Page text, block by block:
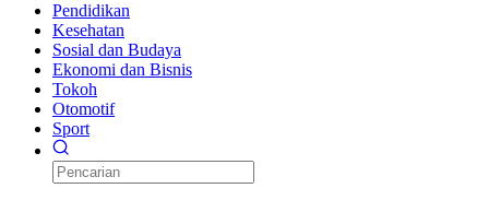
Pendidikan
Kesehatan
Sosial dan Budaya
Ekonomi dan Bisnis
Tokoh
Otomotif
Sport